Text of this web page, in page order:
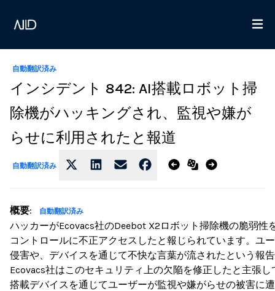
自動翻訳済み
インシデント 842: AI搭載ロボット掃
除機がハッキングされ、監視や嫌が
らせに利用されたと報道
自動翻訳済み
概要: 自動翻訳済み
ハッカーがEcovacs社のDeebot X2ロボット掃除機の脆弱性
コントロールに不正アクセスしたと報じられています。ユ
侵害や、デバイスを通じて不快な言葉が流されたという報
Ecovacs社はこのセキュリティ上の欠陥を修正したと主張
搭載デバイスを通じてユーザーが監視や嫌がらせの被害に